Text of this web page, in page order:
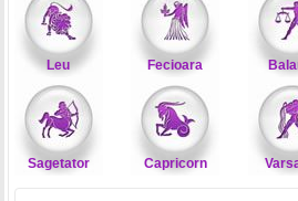
Leu Fecioara
Sagetator Capricorn